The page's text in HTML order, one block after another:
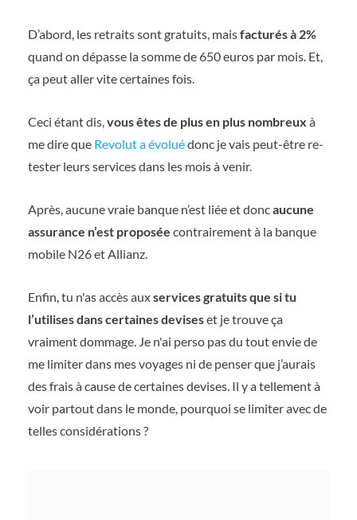
D’abord, les retraits sont gratuits, maisfacturés à 2%
quand on dépasse la somme de 650 euros par mois. Et,
ça peut aller vite certaines fois.
Ceci étant dis,vous êtes de plus en plus nombreux à
me dire que Revolut a évoluédonc je vais peut-être re-
tester leurs services dans les mois à venir.
Après, aucune vraie banque n’est liée et doncaucune
assurance n’est proposée contrairement à la banque
mobile N26 et Allianz.
Enfin, tu n'as accès auxservices gratuits que si tu
l’utilises dans certaines deviseset je trouve ça
vraiment dommage. Je n'ai perso pas du tout envie de
me limiter dans mes voyages ni de penser que j’aurais
des frais à cause de certaines devises. Il y a tellement à
voir partout dans le monde, pourquoi se limiter avec de
telles considérations ?